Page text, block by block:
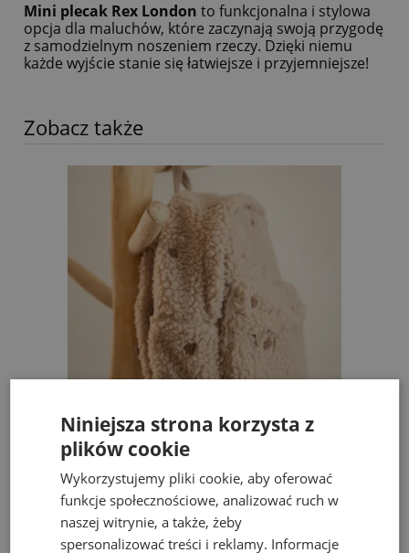
Mini plecak Rex London to funkcjonalna i stylowa
opcja dla maluchów, które zaczynają swoją przygodę
z samodzielnym noszeniem rzeczy. Dzięki niemu
każde wyjście stanie się łatwiejsze i przyjemniejsze!
Zobacz także
Plecak Pluszowy dla Dzieci do Przedszkola
129,00 zł 109,65 zł
do koszyka
Niniejsza strona korzysta z
plików cookie
Wykorzystujemy pliki cookie, aby oferować
funkcje społecznościowe, analizować ruch w
naszej witrynie, a także, żeby
spersonalizować treści i reklamy. Informacje